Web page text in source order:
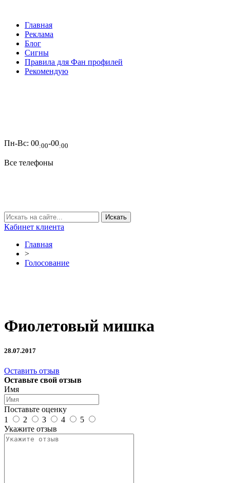
Главная
Реклама
Блог
Сигны
Правила для Фан профилей
Рекомендую
Пн-Вс: 00:00-00:00
Все телефоны
Кабинет клиента
Главная
>
Голосование
Фиолетовый мишка
28.07.2017
Оставить отзыв
Оставьте свой отзыв
Имя
Поставьте оценку
1
2 3 4
5
Укажите отзыв